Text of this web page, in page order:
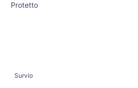
Protetto
Survio